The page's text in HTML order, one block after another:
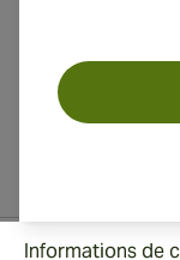
Informations de